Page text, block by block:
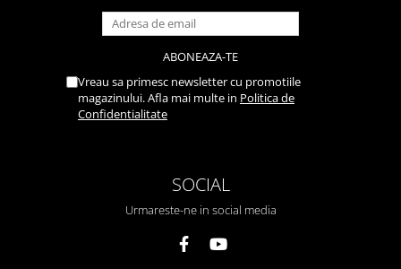
Vreau sa primesc newsletter cu promotiile
magazinului. Afla mai multe in Politica de
Confidentialitate
SOCIAL
Urmareste-ne in social media